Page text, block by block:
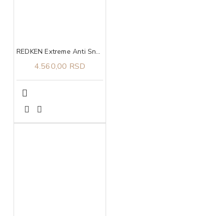
REDKEN Extreme Anti Snap tretman 250 ml
4.560,00 RSD